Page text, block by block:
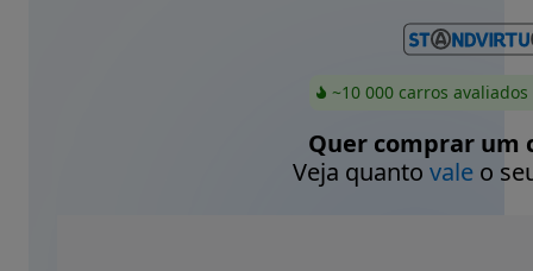
~10 000 carros
Quer comprar um
Veja quanto valeo